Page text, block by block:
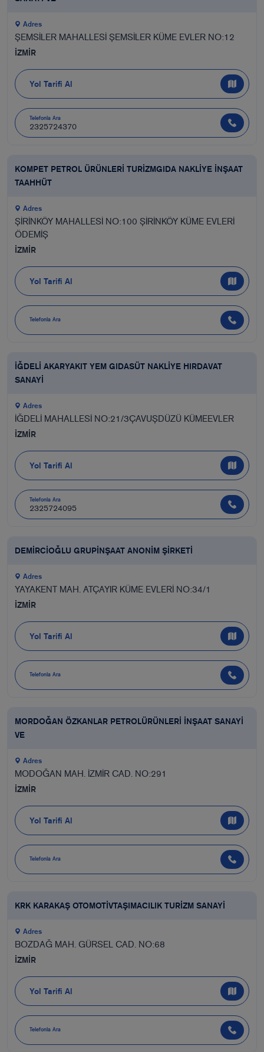
Adres
ŞEMSİLER MAHALLESİ ŞEMSİLER KÜME EVLER NO:12
İZMİR
Yol Tarifi Al
Telefonla Ara
2325724370
KOMPET PETROL ÜRÜNLERİ TURİZMGIDA NAKLİYE İNŞAAT
TAAHHÜT
Adres
ŞİRİNKÖY MAHALLESİ NO:100 ŞİRİNKÖY KÜME EVLERİ
ÖDEMİŞ
İZMİR
Yol Tarifi Al
Telefonla Ara
İĞDELİ AKARYAKIT YEM GIDASÜT NAKLİYE HIRDAVAT
SANAYİ
Adres
İĞDELİ MAHALLESİ NO:21/3ÇAVUŞDÜZÜ KÜMEEVLER
İZMİR
Yol Tarifi Al
Telefonla Ara
2325724095
DEMİRCİOĞLU GRUPİNŞAAT ANONİM ŞİRKETİ
Adres
YAYAKENT MAH. ATÇAYIR KÜME EVLERİ NO:34/1
İZMİR
Yol Tarifi Al
Telefonla Ara
MORDOĞAN ÖZKANLAR PETROLÜRÜNLERİ İNŞAAT SANAYİ
VE
Adres
MODOĞAN MAH. İZMİR CAD. NO:291
İZMİR
Yol Tarifi Al
Telefonla Ara
KRK KARAKAŞ OTOMOTİVTAŞIMACILIK TURİZM SANAYİ
Adres
BOZDAĞ MAH. GÜRSEL CAD. NO:68
İZMİR
Yol Tarifi Al
Telefonla Ara